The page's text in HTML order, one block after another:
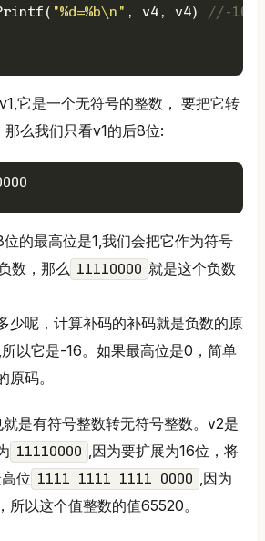
"%d=%b\n" , v4, v4) //-16=-
它是一个无符号的整数， 要把它转
么我们只看v1的后8位:
的最高位是1,我们会把它作为符号
数，那么 11110000 就是这个负数
少呢，计算补码的补码就是负数的原
,所以它是-16。如果最高位是0，简单
码。
是有符号整数转无符号整数。v2是
11110000 ,因为要扩展为16位，将
位 1111 1111 1111 0000 ,因为
所以这个值整数的值65520。